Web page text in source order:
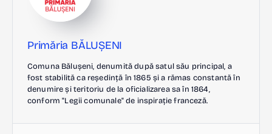
Primăria BĂLUȘENI
Comuna Bălușeni, denumită după satul său principal, a
fost stabilită ca reședință în 1865 și a rămas constantă în
denumire și teritoriu de la oficializarea sa în 1864,
conform "Legii comunale" de inspirație franceză.